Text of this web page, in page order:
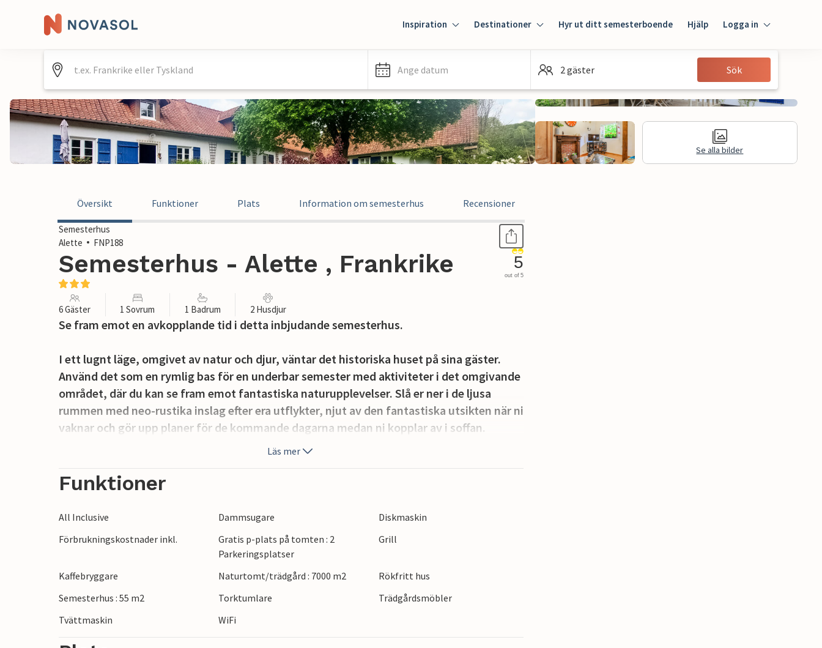
Inspiration Destinationer Hyr ut ditt semesterboende Hjälp Logga in
Gäst
Ange datum 2 gäster Sök
Se alla bilder
Översikt Funktioner Plats Information om semesterhus Recensioner
Semesterhus
Alette
FNP188
Semesterhus - Alette , Frankrike 5
out of 5
6 Gäster 1 Sovrum 1 Badrum 2 Husdjur
Se fram emot en avkopplande tid i detta inbjudande semesterhus.
I ett lugnt läge, omgivet av natur och djur, väntar det historiska huset på sina gäster.
Använd det som en rymlig bas för en underbar semester med aktiviteter i det omgivande
området, där du kan se fram emot fantastiska naturupplevelser. Slå er ner i de ljusa
rummen med neo-rustika inslag efter era utflykter, njut av den fantastiska utsikten när ni
vaknar och gör upp planer för de kommande dagarna medan ni kopplar av i soffan.
tomten. Förbered allt för en mysig grilleftermiddag på terrassen medan era barn gungar
inklusive Le Touquet Paris Plage, Montreuil sur Mer och Beussent chokladfabrik.
En semester i detta attraktiva semesterhus lovar avkoppling och spännande upplevelser
när som helst på året.
Läs mer
Funktioner
All Inclusive Dammsugare
Diskmaskin
Förbrukningskostnader inkl.
Gratis p-plats på tomten : 2
Parkeringsplatser
Grill
Kaffebryggare Naturtomt/trädgård : 7000 m2
Rökfritt hus
Semesterhus : 55 m2
Torktumlare
Trädgårdsmöbler
Tvättmaskin
WiFi